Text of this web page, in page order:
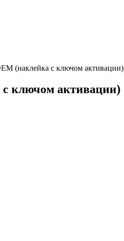
(наклейка с ключом активации)
с ключом активации)